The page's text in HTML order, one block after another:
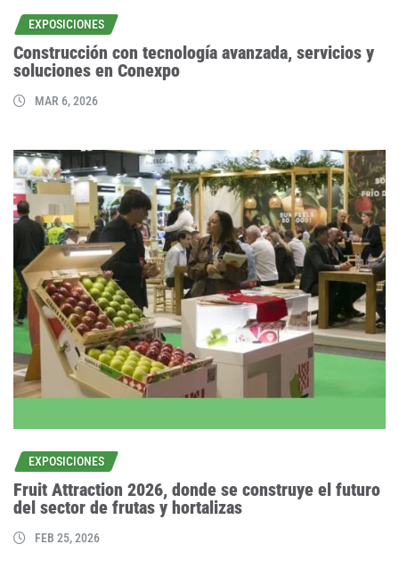
EXPOSICIONES
Construcción con tecnología avanzada, servicios y
soluciones en Conexpo
MAR 6, 2026
EXPOSICIONES
Fruit Attraction 2026, donde se construye el futuro
del sector de frutas y hortalizas
FEB 25, 2026